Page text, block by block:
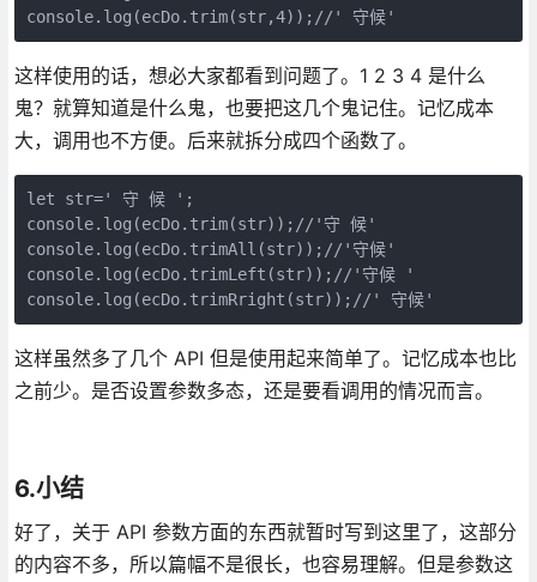
console.log(ecDo.trim(str,4));//' 守候'
这样使用的话，想必大家都看到问题了。1 2 3 4 是什么
鬼？就算知道是什么鬼，也要把这几个鬼记住。记忆成本
大，调用也不方便。后来就拆分成四个函数了。
let str=' 守 候 ';
console.log(ecDo.trim(str));//'守 候'
console.log(ecDo.trimAll(str));//'守候'
console.log(ecDo.trimLeft(str));//'守候 '
console.log(ecDo.trimRright(str));//' 守候'
这样虽然多了几个 API 但是使用起来简单了。记忆成本也比
之前少。是否设置参数多态，还是要看调用的情况而言。
6.小结
好了，关于 API 参数方面的东西就暂时写到这里了，这部分
的内容不多，所以篇幅不是很长，也容易理解。但是参数这